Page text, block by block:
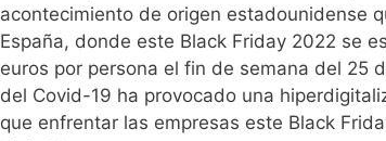
acontecimiento de origen estadounidense
España, donde este Black Friday 2022 se
euros por persona el fin de semana del 25
del Covid-19 ha provocado una
que enfrentar las empresas este Black